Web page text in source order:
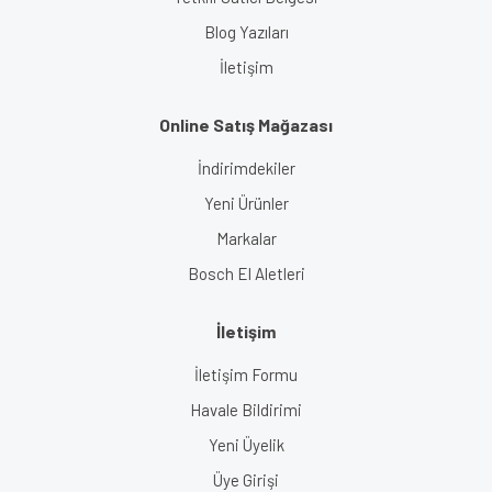
Blog Yazıları
İletişim
Online Satış Mağazası
İndirimdekiler
Yeni Ürünler
Markalar
Bosch El Aletleri
İletişim
İletişim Formu
Havale Bildirimi
Yeni Üyelik
Üye Girişi